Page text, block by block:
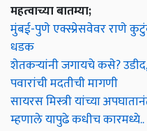
महत्वाच्या बातम्या;
मुंबई-पुणे एक्स्प्रेसवेवर राणे
धडक
शेतकऱ्यांनी जगायचे कसे?
पवारांची मदतीची मागणी
सायरस मिस्त्री यांच्या
म्हणाले यापुढे कधीच कारमध्ये..